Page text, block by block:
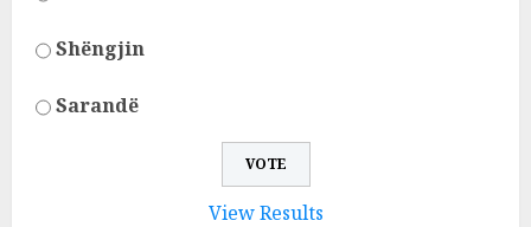
Shëngjin
Sarandë
View Results